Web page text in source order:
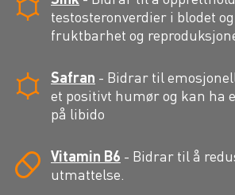
testosteronverdier i blodet
fruktbarhet og
Safran - Bidrar til
et positivt humør og kan ha
på libido
Vitamin B6 - Bidrar til å
utmattelse.